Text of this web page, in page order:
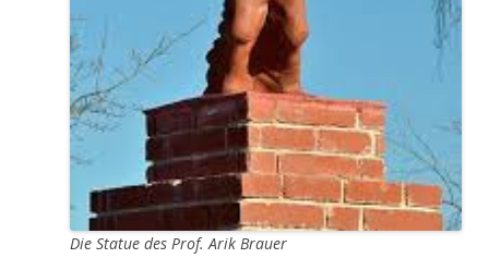
Die Statue des Prof. Arik Brauer